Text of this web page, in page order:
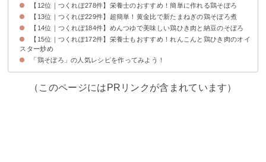
【12位｜つくれぽ278件】栄養士のおすすめ！簡単に作れる鶏そぼろ
【13位｜つくれぽ229件】超簡単！黄金比で新たまねぎの鶏そぼろ煮
【14位｜つくれぽ184件】めんつゆで美味しい鶏ひき肉と納豆のそぼろ
【15位｜つくれぽ172件】栄養士もおすすめ！れんこんと鶏ひき肉のオイ
スター炒め
「鶏そぼろ」の人気レシピを作ってみよう！
（このページにはPRリンクが含まれています）